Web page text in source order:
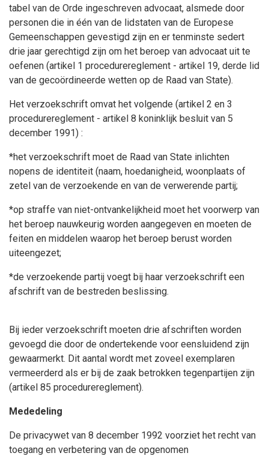
tabel van de Orde ingeschreven advocaat, alsmede door
personen die in één van de lidstaten van de Europese
Gemeenschappen gevestigd zijn en er tenminste sedert
drie jaar gerechtigd zijn om het beroep van advocaat uit te
oefenen (artikel 1 procedurereglement - artikel 19, derde lid
van de gecoördineerde wetten op de Raad van State).
Het verzoekschrift omvat het volgende (artikel 2 en 3
procedurereglement - artikel 8 koninklijk besluit van 5
december 1991) :
*het verzoekschrift moet de Raad van State inlichten
nopens de identiteit (naam, hoedanigheid, woonplaats of
zetel van de verzoekende en van de verwerende partij;
*op straffe van niet-ontvankelijkheid moet het voorwerp van
het beroep nauwkeurig worden aangegeven en moeten de
feiten en middelen waarop het beroep berust worden
uiteengezet;
*de verzoekende partij voegt bij haar verzoekschrift een
afschrift van de bestreden beslissing.
Bij ieder verzoekschrift moeten drie afschriften worden
gevoegd die door de ondertekende voor eensluidend zijn
gewaarmerkt. Dit aantal wordt met zoveel exemplaren
vermeerderd als er bij de zaak betrokken tegenpartijen zijn
(artikel 85 procedurereglement).
Mededeling
De privacywet van 8 december 1992 voorziet het recht van
toegang en verbetering van de opgenomen